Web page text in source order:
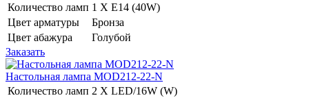
Количество ламп 1 Х E14 (40W)
Цвет арматуры
Бронза
Цвет абажура
Голубой
Заказать
Настольная лампа MOD212-22-N
Количество ламп 2 Х LED/16W (W)